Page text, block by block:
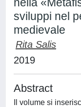
sviluppi nel
medievale
Rita Salis
2019
Abstract
Il volume si